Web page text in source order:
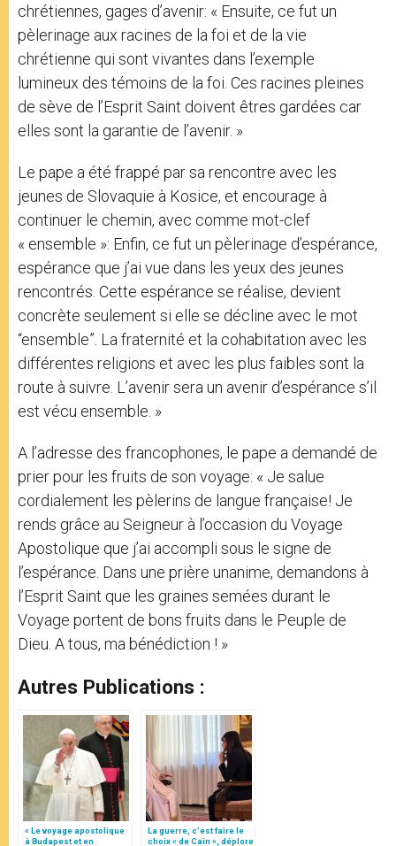
chrétiennes, gages d’avenir: « Ensuite, ce fut un
pèlerinage aux racines de la foi et de la vie
chrétienne qui sont vivantes dans l’exemple
lumineux des témoins de la foi. Ces racines pleines
de sève de l’Esprit Saint doivent êtres gardées car
elles sont la garantie de l’avenir. »
Le pape a été frappé par sa rencontre avec les
jeunes de Slovaquie à Kosice, et encourage à
continuer le chemin, avec comme mot-clef
« ensemble »: Enfin, ce fut un pèlerinage d’espérance,
espérance que j’ai vue dans les yeux des jeunes
rencontrés. Cette espérance se réalise, devient
concrète seulement si elle se décline avec le mot
“ensemble”. La fraternité et la cohabitation avec les
différentes religions et avec les plus faibles sont la
route à suivre. L’avenir sera un avenir d’espérance s’il
est vécu ensemble. »
A l’adresse des francophones, le pape a demandé de
prier pour les fruits de son voyage: « Je salue
cordialement les pèlerins de langue française! Je
rends grâce au Seigneur à l’occasion du Voyage
Apostolique que j’ai accompli sous le signe de
l’espérance. Dans une prière unanime, demandons à
l’Esprit Saint que les graines semées durant le
Voyage portent de bons fruits dans le Peuple de
Dieu. A tous, ma bénédiction ! »
Autres Publications :
« Le voyage apostolique
à Budapest et en
La guerre, c’est faire le
choix « de Caïn », déplore